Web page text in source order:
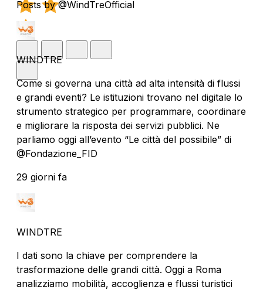
Posts by @WindTreOfficial
WINDTRE
Come si governa una città ad alta intensità di flussi
e grandi eventi? Le istituzioni trovano nel digitale lo
strumento strategico per programmare, coordinare
e migliorare la risposta dei servizi pubblici. Ne
parliamo oggi all’evento “Le città del possibile” di
@Fondazione_FID
29 giorni fa
WINDTRE
I dati sono la chiave per comprendere la
trasformazione delle grandi città. Oggi a Roma
analizziamo mobilità, accoglienza e flussi turistici